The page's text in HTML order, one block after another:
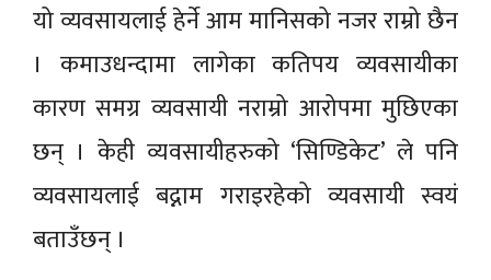
यो व्यवसायलाई हेर्ने आम मानिसको नजर राम्रो छैन
। कमाउधन्दामा लागेका कतिपय व्यवसायीका
कारण समग्र व्यवसायी नराम्रो आरोपमा मुछिएका
छन् । केही व्यवसायीहरुको ‘सिण्डिकेट’ ले पनि
व्यवसायलाई बद्नाम गराइरहेको व्यवसायी स्वयं
बताउँछन् ।